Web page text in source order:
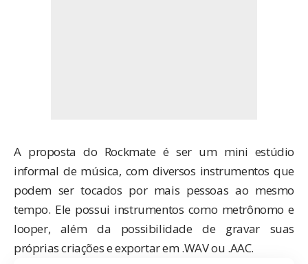
A proposta do Rockmate é ser um mini estúdio
informal de música, com diversos instrumentos que
podem ser tocados por mais pessoas ao mesmo
tempo. Ele possui instrumentos como metrônomo e
looper, além da possibilidade de gravar suas
próprias criações e exportar em .WAV ou .AAC.